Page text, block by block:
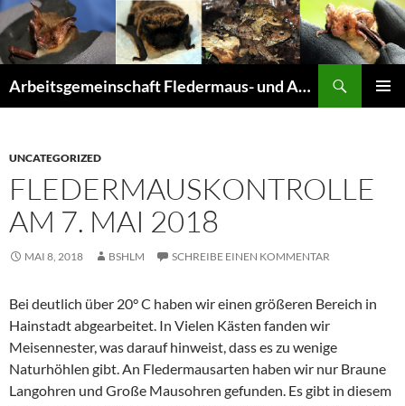
Arbeitsgemeinschaft Fledermaus- und Amphibienschutz Seligenstadt und Mainhausen
UNCATEGORIZED
FLEDERMAUSKONTROLLE
AM 7. MAI 2018
MAI 8, 2018 BSHLM SCHREIBE EINEN KOMMENTAR
Bei deutlich über 20° C haben wir einen größeren Bereich in
Hainstadt abgearbeitet. In Vielen Kästen fanden wir
Meisennester, was darauf hinweist, dass es zu wenige
Naturhöhlen gibt. An Fledermausarten haben wir nur Braune
Langohren und Große Mausohren gefunden. Es gibt in diesem